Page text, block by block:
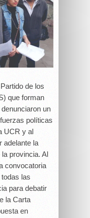
de los
que forman
un
políticas
UCR y al
adelante la
provincia. Al
convocatoria
las
para debatir
la Carta
en